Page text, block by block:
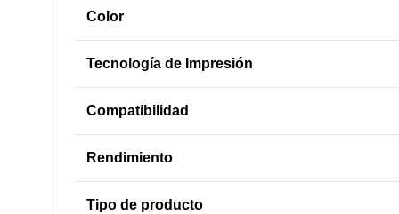
Color
Tecnología de Impresión
Compatibilidad
Rendimiento
Tipo de producto